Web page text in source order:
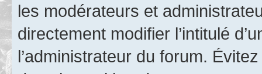
les modérateurs et
directement modifier l’intitulé
l’administrateur du forum.